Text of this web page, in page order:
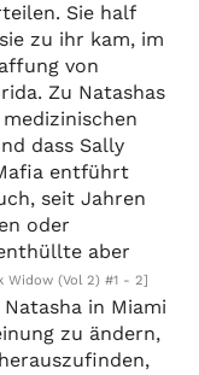
Sie half
zu ihr kam, im
von
Zu Natashas
dass Sally
entführt
seit Jahren
oder
aber
Widow (Vol 2) #1 - 2]
in Miami
zu ändern,